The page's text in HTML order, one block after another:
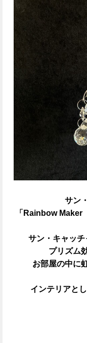
サン
「Rainbow Maker
サン・キャッ
プリズム
お部屋の中に
インテリアと